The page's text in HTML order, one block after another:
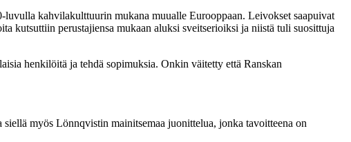
kahvilakulttuurin mukana muualle Eurooppaan. Leivokset saapuivat
kutsuttiin perustajiensa mukaan aluksi sveitserioiksi ja niistä tuli suosittuja
henkilöitä ja tehdä sopimuksia. Onkin väitetty että Ranskan
myös Lönnqvistin mainitsemaa juonittelua, jonka tavoitteena on